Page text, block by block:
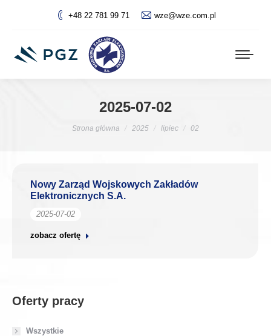
+48 22 781 99 71 wze@wze.com.pl
2025-07-02
Jesteś tutaj:
Strona główna 2025 lipiec 02
Nowy Zarząd Wojskowych Zakładów
Elektronicznych S.A.
2025-07-02
zobacz ofertę
Oferty pracy
Wszystkie